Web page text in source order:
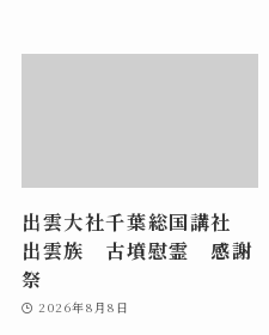
出雲大社千葉総国講社
出雲族 古墳慰霊 感謝
祭
2026年8月8日